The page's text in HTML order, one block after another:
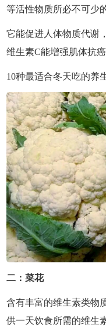
等活性物质所必不可少
它能促进人体物质代谢
维生素C能增强肌体抗癌
10种最适合冬天吃的养
二：菜花
含有丰富的维生素类物
供一天饮食所需的维生